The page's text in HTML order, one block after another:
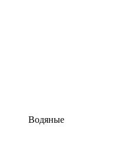
Водяные